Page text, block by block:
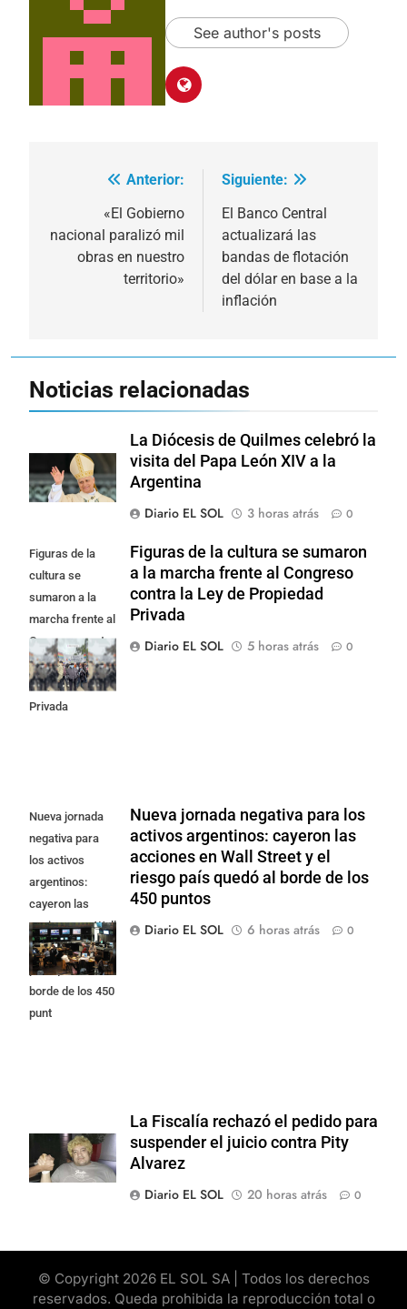
See author's posts
Navegación
entradas
Anterior:
«El Gobierno
nacional paralizó mil
obras en nuestro
territorio»
Siguiente:
El Banco Central
actualizará las
bandas de flotación
del dólar en base a la
inflación
Noticias relacionadas
La Diócesis de Quilmes celebró la
visita del Papa León XIV a la
Argentina
Diario EL SOL
3 horas atrás 0
Figuras de la
cultura se
sumaron a la
marcha frente al
Congreso contra
la Ley de
Propiedad
Privada
Figuras de la cultura se sumaron
a la marcha frente al Congreso
contra la Ley de Propiedad
Privada
Diario EL SOL
5 horas atrás 0
Nueva jornada
negativa para
los activos
argentinos:
cayeron las
acciones en Wall
Street y el riesgo
país quedó al
borde de los 450
punt
Nueva jornada negativa para los
activos argentinos: cayeron las
acciones en Wall Street y el
riesgo país quedó al borde de los
450 puntos
Diario EL SOL
6 horas atrás 0
La Fiscalía rechazó el pedido para
suspender el juicio contra Pity
Alvarez
Diario EL SOL
20 horas atrás 0
© Copyright 2026 EL SOL SA | Todos los derechos
reservados. Queda prohibida la reproducción total o